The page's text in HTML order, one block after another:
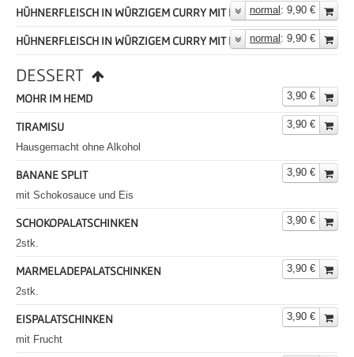
HÜHNERFLEISCH IN WÜRZIGEM CURRY MIT REISnormal : 9,90 €
HÜHNERFLEISCH IN WÜRZIGEM CURRY MIT NAANnormal : 9,90 €
DESSERT
MOHR IM HEMD 3,90 €
TIRAMISU
3,90 €
Hausgemacht ohne Alkohol
BANANE SPLIT
3,90 €
mit Schokosauce und Eis
SCHOKOPALATSCHINKEN
3,90 €
2stk.
MARMELADEPALATSCHINKEN
3,90 €
2stk.
EISPALATSCHINKEN
3,90 €
mit Frucht